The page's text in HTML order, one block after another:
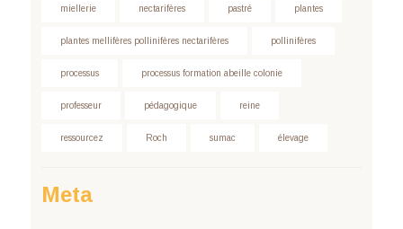
miellerie nectarifères pastré plantes
plantes mellifères pollinifères nectarifères pollinifères
processus processus formation abeille colonie
professeur pédagogique reine
ressourcez Roch sumac élevage
Meta